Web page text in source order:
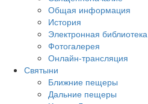
Общая информация
История
Электронная библиотека
Фотогалерея
Онлайн-трансляция
Святыни
Ближние пещеры
Дальние пещеры